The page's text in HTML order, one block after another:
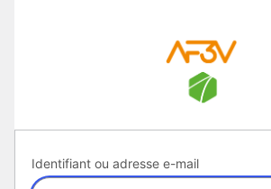
Identifiant ou adresse e-mail